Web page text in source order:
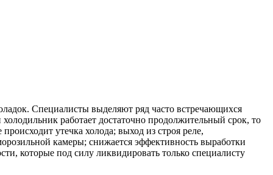
Специалисты выделяют ряд часто встречающихся
работает достаточно продолжительный срок, то
утечка холода; выход из строя реле,
камеры; снижается эффективность выработки
которые под силу ликвидировать только специалисту